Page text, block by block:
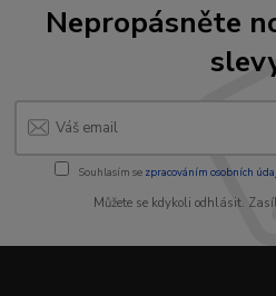
Nepropásněte
Souhlasím se zpracováním osobních
Můžete se kdykoli odhlásit.